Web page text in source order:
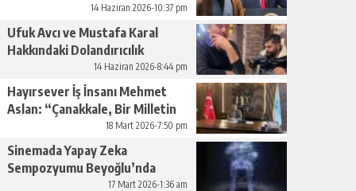
14 Haziran 2026-10:37 pm
Ufuk Avcı ve Mustafa Karal
Hakkındaki Dolandırıcılık
İddiaları Büyüyor14 Haziran 2026-8:44 pm
Hayırsever İş İnsanı Mehmet
Aslan: “Çanakkale, Bir Milletin
Yeniden Doğuşudur”18 Mart 2026-7:50 pm
Sinemada Yapay Zeka
Sempozyumu Beyoğlu’nda
17 Mart 2026-1:36 am